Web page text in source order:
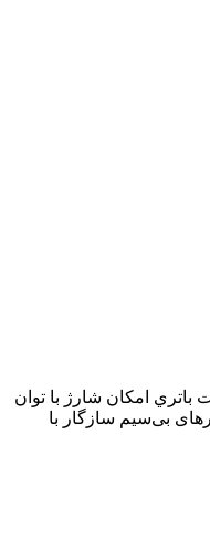
امکان شارژ با توان
بی‌سیم سازگار با